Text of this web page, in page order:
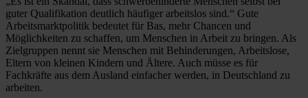
guter Qualifikation deutlich häufiger arbeitslos sind.“ Gute
Arbeitsmarktpolitik bedeutet für Bas, mehr Chancen und
Möglichkeiten zu schaffen, um Menschen in Arbeit zu bringen. Als
Zielgruppen nennt sie Menschen mit Behinderungen, Arbeitslose,
Eltern von kleinen Kindern und Ältere. Auch müsse es für
Fachkräfte aus dem Ausland einfacher werden, in Deutschland zu
arbeiten.